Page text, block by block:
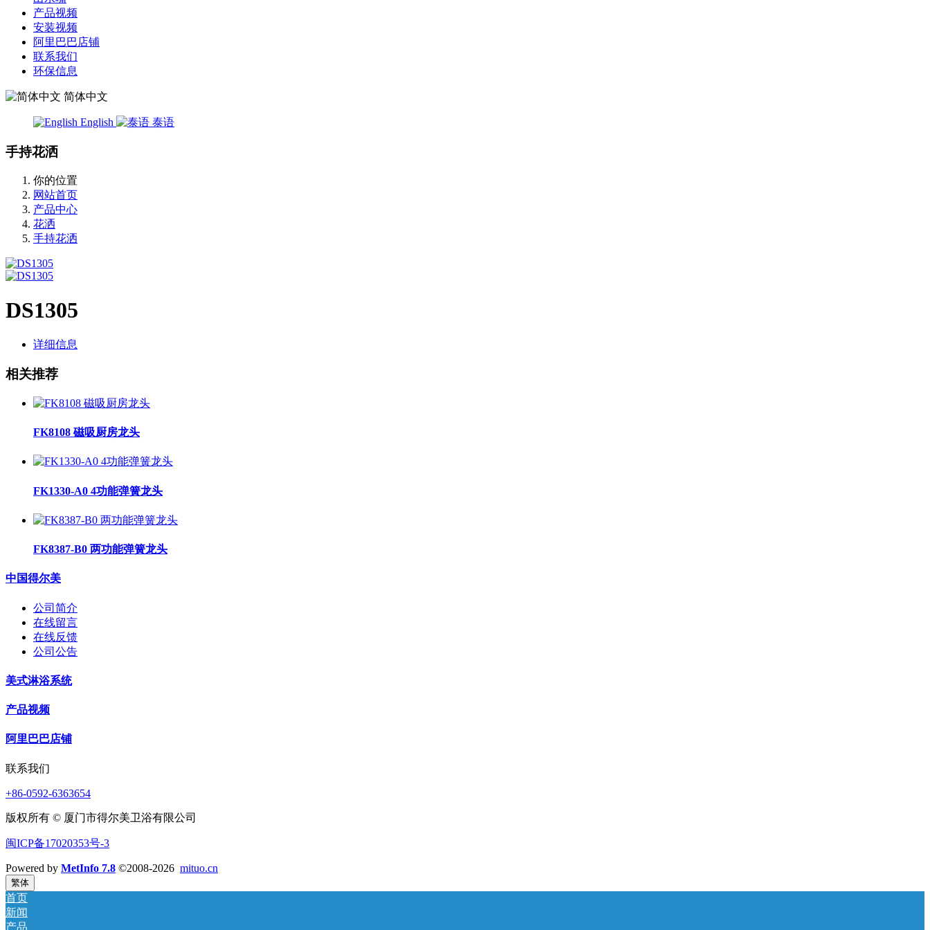
产品视频
安装视频
阿里巴巴店铺
联系我们
环保信息
简体中文
English 泰语
手持花洒
你的位置
网站首页
产品中心
花洒
手持花洒
DS1305
详细信息
相关推荐
FK8108 磁吸厨房龙头
FK1330-A0 4功能弹簧龙头
FK8387-B0 两功能弹簧龙头
中国得尔美
公司简介
在线留言
在线反馈
公司公告
美式淋浴系统
产品视频
阿里巴巴店铺
联系我们
+86-0592-6363654
版权所有 © 厦门市得尔美卫浴有限公司
闽ICP备17020353号-3
Powered by MetInfo 7.8 ©2008-2026 mituo.cn
繁体
首页
新闻
产品